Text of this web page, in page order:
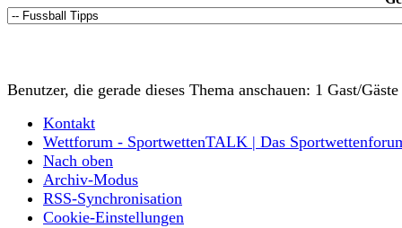
Benutzer, die gerade dieses Thema anschauen: 1 Gast/Gäste
Kontakt
Wettforum - SportwettenTALK | Das
Nach oben
Archiv-Modus
RSS-Synchronisation
Cookie-Einstellungen